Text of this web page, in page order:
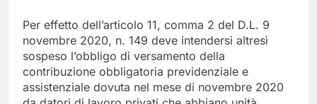
Per effetto dell’articolo 11, comma 2 del D.L. 9
novembre 2020, n. 149 deve intendersi altresì
sospeso l’obbligo di versamento della
contribuzione obbligatoria previdenziale e
assistenziale dovuta nel mese di novembre 2020